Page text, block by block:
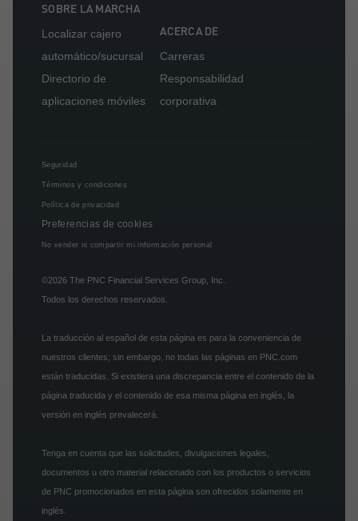
SOBRE LA MARCHA
Localizar cajero
automático/sucursal
Directorio de
aplicaciones móviles
ACERCA DE
Carreras
Responsabilidad
corporativa
Seguridad
Términos y condiciones
Política de privacidad
Preferencias de cookies
No vender ni compartir mi información personal
©2026 The PNC Financial Services Group, Inc.
Todos los derechos reservados.
La traducción al español de esta página es para la conveniencia de
nuestros clientes; sin embargo, no todas las páginas en PNC.com
están traducidas. Si existiera una discrepancia entre el contenido de la
página traducida y el contenido de esa misma página en inglés, la
versión en inglés prevalecerá.
Tenga en cuenta que las solicitudes, divulgaciones legales,
documentos u otro material relacionado con los productos o servicios
de PNC promocionados en esta página son ofrecidos solamente en
inglés.